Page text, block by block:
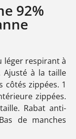
92%
léger respirant à
Ajusté à la taille
côtés zippées. 1
zippées.
Rabat anti-
de manches